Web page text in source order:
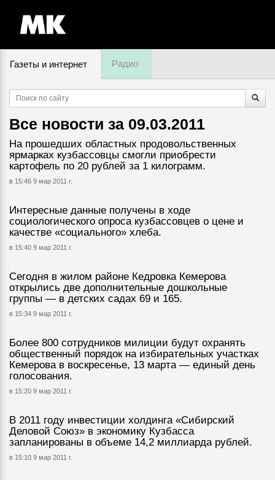
Газеты и интернет Радио
Все новости за 09.03.2011
На прошедших областных продовольственных
ярмарках кузбассовцы смогли приобрести
картофель по 20 рублей за 1 килограмм.
в 15:46 9 мар 2011 г.
Интересные данные получены в ходе
социологического опроса кузбассовцев о цене и
качестве «социального» хлеба.
в 15:40 9 мар 2011 г.
Сегодня в жилом районе Кедровка Кемерова
открылись две дополнительные дошкольные
группы — в детских садах 69 и 165.
в 15:34 9 мар 2011 г.
Более 800 сотрудников милиции будут охранять
общественный порядок на избирательных участках
Кемерова в воскресенье, 13 марта — единый день
голосования.
в 15:20 9 мар 2011 г.
В 2011 году инвестиции холдинга «Сибирский
Деловой Союз» в экономику Кузбасса
запланированы в объеме 14,2 миллиарда рублей.
в 15:10 9 мар 2011 г.